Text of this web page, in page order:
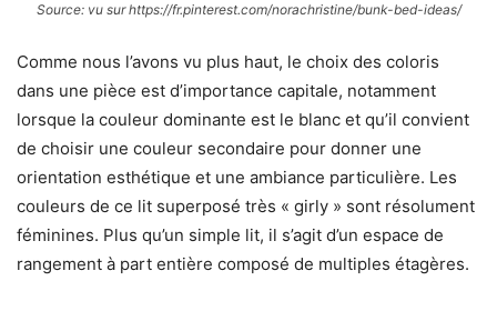
Source: vu sur https://fr.pinterest.com/norachristine/bunk-bed-ideas/
Comme nous l’avons vu plus haut, le choix des coloris
dans une pièce est d’importance capitale, notamment
lorsque la couleur dominante est le blanc et qu’il convient
de choisir une couleur secondaire pour donner une
orientation esthétique et une ambiance particulière. Les
couleurs de ce lit superposé très « girly » sont résolument
féminines. Plus qu’un simple lit, il s’agit d’un espace de
rangement à part entière composé de multiples étagères.